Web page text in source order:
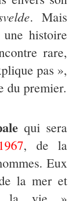
. Mais
histoire
rare,
pas »,
du premier.
qui sera
, de la
Eux
la mer et